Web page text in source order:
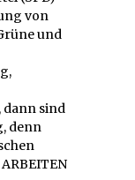
von
und
dann sind
denn